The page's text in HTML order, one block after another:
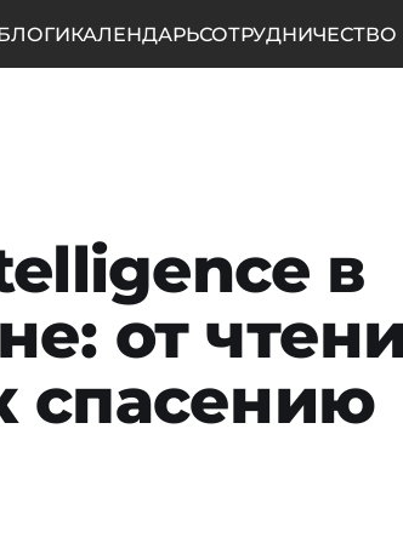
КАЛЕНДАРЬСОТРУДНИЧЕСТВО
в
от
спасению